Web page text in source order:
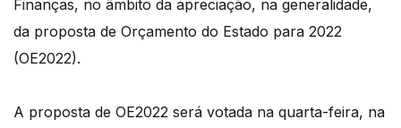
Finanças, no âmbito da apreciação, na generalidade,
da proposta de Orçamento do Estado para 2022
(OE2022).
A proposta de OE2022 será votada na quarta-feira, na